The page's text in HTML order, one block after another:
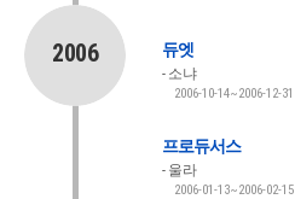
2006 듀엣
소냐
2006-10-14~2006-12-31
프로듀서스
울라
2006-01-13~2006-02-15